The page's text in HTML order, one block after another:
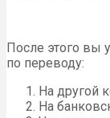
После этого вы
по переводу:
На другой
На